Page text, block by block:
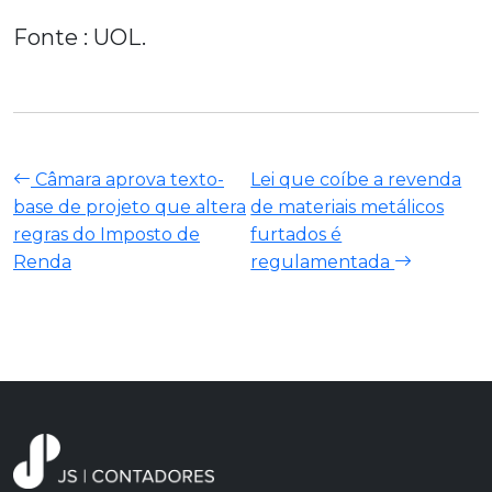
Fonte : UOL.
Câmara aprova texto-
base de projeto que altera
regras do Imposto de
Renda
Lei que coíbe a revenda
de materiais metálicos
furtados é
regulamentada